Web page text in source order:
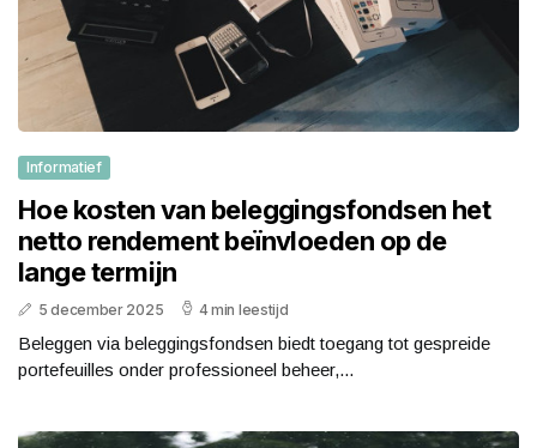
Informatief
Hoe kosten van beleggingsfondsen het
netto rendement beïnvloeden op de
lange termijn
5 december 2025 4 min leestijd
Beleggen via beleggingsfondsen biedt toegang tot gespreide
portefeuilles onder professioneel beheer,...